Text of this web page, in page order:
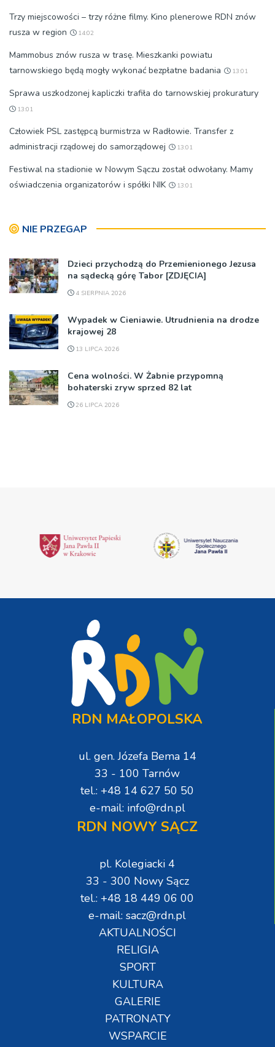
Trzy miejscowości – trzy różne filmy. Kino plenerowe RDN znów
rusza w region
14:02
Mammobus znów rusza w trasę. Mieszkanki powiatu
tarnowskiego będą mogły wykonać bezpłatne badania
13:01
Sprawa uszkodzonej kapliczki trafiła do tarnowskiej prokuratury
13:01
Człowiek PSL zastępcą burmistrza w Radłowie. Transfer z
administracji rządowej do samorządowej
13:01
Festiwal na stadionie w Nowym Sączu został odwołany. Mamy
oświadczenia organizatorów i spółki NIK
13:01
NIE PRZEGAP
Dzieci przychodzą do Przemienionego Jezusa
na sądecką górę Tabor [ZDJĘCIA]
4 SIERPNIA 2026
Wypadek w Cieniawie. Utrudnienia na drodze
krajowej 28
13 LIPCA 2026
Cena wolności. W Żabnie przypomną
bohaterski zryw sprzed 82 lat
26 LIPCA 2026
RDN MAŁOPOLSKA
ul. gen. Józefa Bema 14
33 - 100 Tarnów
tel.: +48 14 627 50 50
e-mail: info@rdn.pl
RDN NOWY SĄCZ
pl. Kolegiacki 4
33 - 300 Nowy Sącz
tel.: +48 18 449 06 00
e-mail: sacz@rdn.pl
AKTUALNOŚCI
RELIGIA
SPORT
KULTURA
GALERIE
PATRONATY
WSPARCIE